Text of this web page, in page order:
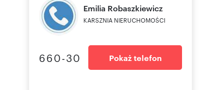
Emilia Robaszkiewicz
KARSZNIA NIERUCHOMOŚCI
660-30 Pokaż telefon